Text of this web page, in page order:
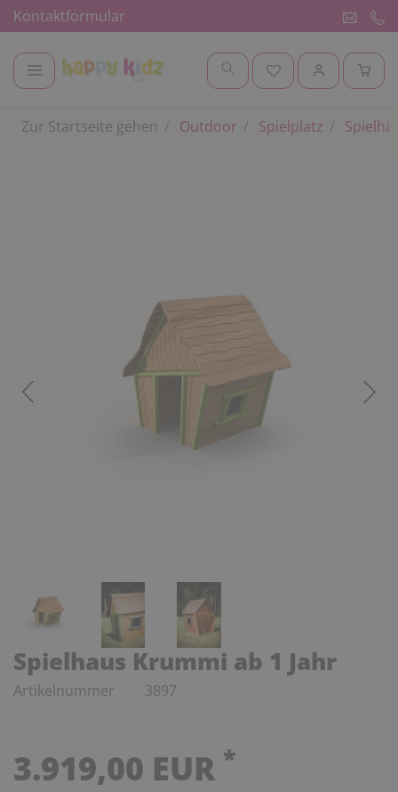
Kontaktformular
Zur Startseite gehen Outdoor Spielplatz
Spielhaus Krummi ab 1 Jahr
Artikelnummer 3897
3.919,00 EUR *